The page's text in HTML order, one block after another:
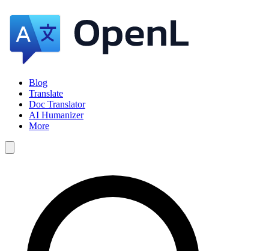
Blog
Translate
Doc Translator
AI Humanizer
More